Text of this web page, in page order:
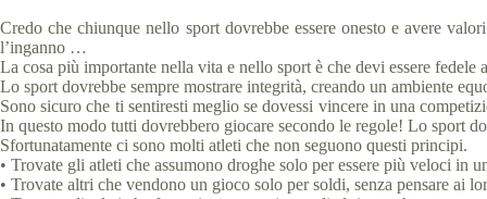
Credo che chiunque nello sport dovrebbe essere onesto e avere
l’inganno …
La cosa più importante nella vita e nello sport è che devi essere
Lo sport dovrebbe sempre mostrare integrità, creando un ambiente
Sono sicuro che ti sentiresti meglio se dovessi vincere in una
In questo modo tutti dovrebbero giocare secondo le regole! Lo sport
Sfortunatamente ci sono molti atleti che non seguono questi principi.
• Trovate gli atleti che assumono droghe solo per essere più veloci in
• Trovate altri che vendono un gioco solo per soldi, senza pensare ai